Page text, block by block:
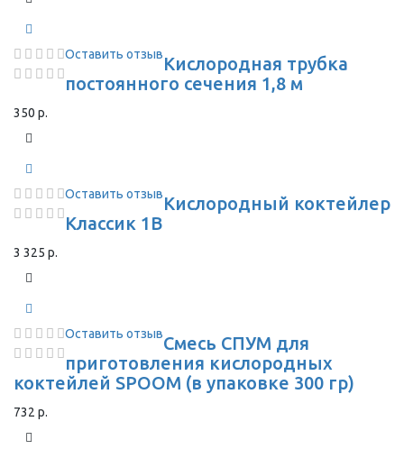
Оставить отзывКислородная трубка
постоянного сечения 1,8 м
350 р.
Оставить отзывКислородный коктейлер
Классик 1В
3 325 р.
Оставить отзывСмесь СПУМ для
приготовления кислородных
коктейлей SPOOM (в упаковке 300 гр)
732 р.